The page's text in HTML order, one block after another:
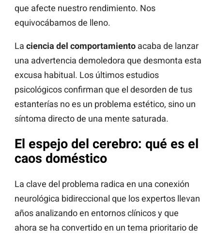
que afecte nuestro rendimiento. Nos
equivocábamos de lleno.
La ciencia del comportamiento acaba de lanzar
una advertencia demoledora que desmonta esta
excusa habitual. Los últimos estudios
psicológicos confirman que el desorden de tus
estanterías no es un problema estético, sino un
síntoma directo de una mente saturada.
El espejo del cerebro: qué es el
caos doméstico
La clave del problema radica en una conexión
neurológica bidireccional que los expertos llevan
años analizando en entornos clínicos y que
ahora se ha convertido en un tema prioritario de